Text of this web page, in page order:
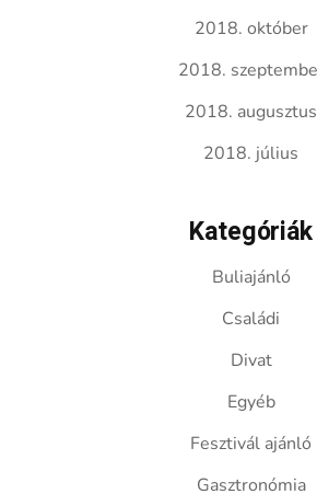
2018. október
2018.
2018. augusztus
2018. július
Kategóriák
Buliajánló
Családi
Divat
Egyéb
Fesztivál ajánló
Gasztronómia